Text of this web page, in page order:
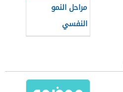
مراحل النمو
النفسي